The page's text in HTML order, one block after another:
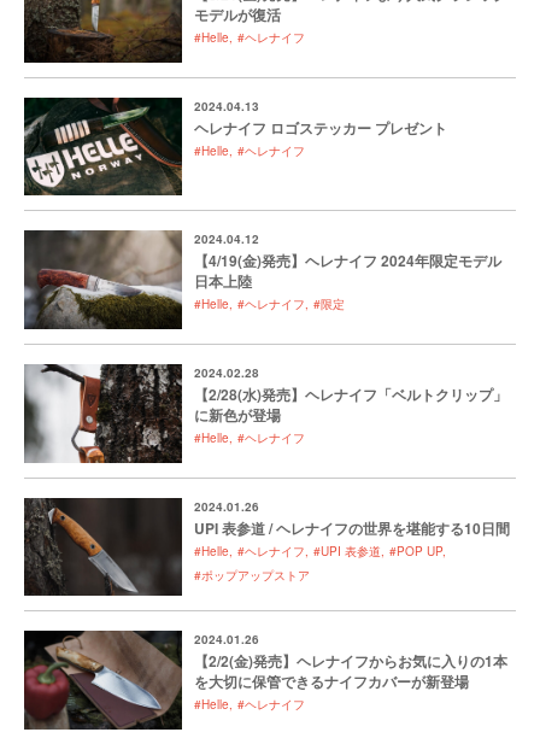
モデルが復活
#Helle #ヘレナイフ
2024.04.13
ヘレナイフ ロゴステッカー プレゼント
#Helle #ヘレナイフ
2024.04.12
【4/19(金)発売】ヘレナイフ 2024年限定モデル
日本上陸
#Helle #ヘレナイフ #限定
2024.02.28
【2/28(水)発売】ヘレナイフ「ベルトクリップ」
に新色が登場
#Helle #ヘレナイフ
2024.01.26
UPI 表参道 / ヘレナイフの世界を堪能する10日間
#Helle #ヘレナイフ #UPI 表参道 #POP UP
#ポップアップストア
2024.01.26
【2/2(金)発売】ヘレナイフからお気に入りの1本
を大切に保管できるナイフカバーが新登場
#Helle #ヘレナイフ